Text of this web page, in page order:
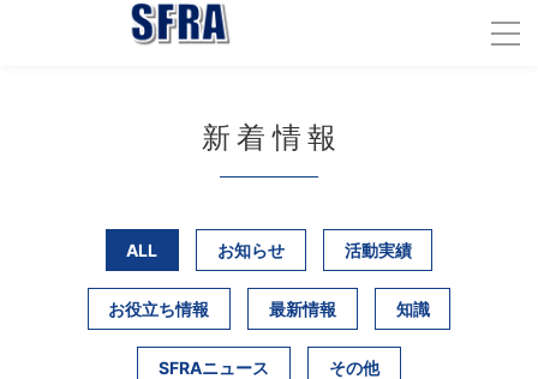
新着情報
ALL お知らせ 活動実績
お役立ち情報 最新情報 知識
SFRAニュース その他